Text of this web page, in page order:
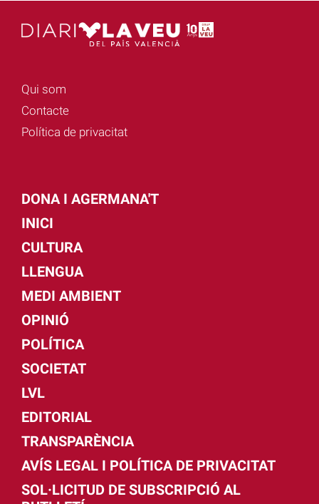
Qui som
Contacte
Política de privacitat
DONA I AGERMANA'T
INICI
CULTURA
LLENGUA
MEDI AMBIENT
OPINIÓ
POLÍTICA
SOCIETAT
LVL
EDITORIAL
TRANSPARÈNCIA
AVÍS LEGAL I POLÍTICA DE PRIVACITAT
SOL·LICITUD DE SUBSCRIPCIÓ AL